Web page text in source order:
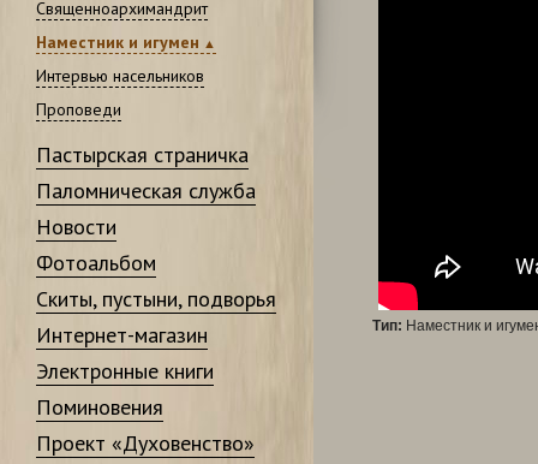
Священноархимандрит
Наместник и игумен
Интервью насельников
Проповеди
Пастырская страничка
Паломническая служба
Новости
Фотоальбом
Скиты, пустыни, подворья
Интернет-магазин
Электронные книги
Поминовения
Проект «Духовенство»
Тип: Наместник и